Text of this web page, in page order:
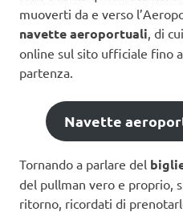
muoverti da e verso
navette aeroportuali, di
online sul sito ufficiale fino
partenza.
Navette
Tornando a parlare del
del pullman vero e proprio,
ritorno, ricordati di